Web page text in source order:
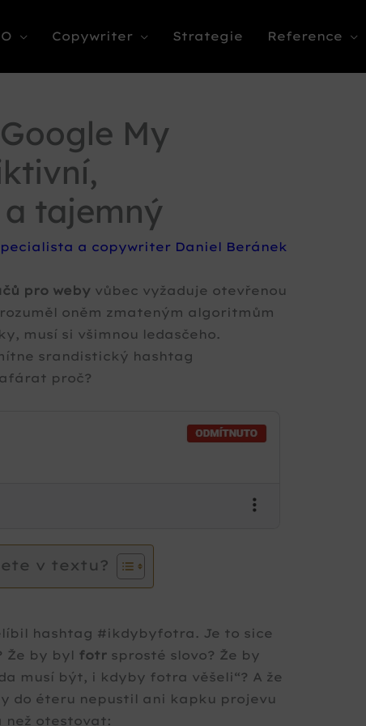
Copywriter Strategie Reference
My
tajemný
a copywriter Daniel Beránek
pro weby vůbec vyžaduje otevřenou
oněm zmateným algoritmům
musí si všimnou ledasčeho.
srandistický hashtag
proč?
v textu?
hashtag #ikdybyfotra. Je to sice
Že by byl fotr sprosté slovo? Že by
musí být, i kdyby fotra věšeli ? A že
do éteru nepustil ani kapku projevu
než otestovat: